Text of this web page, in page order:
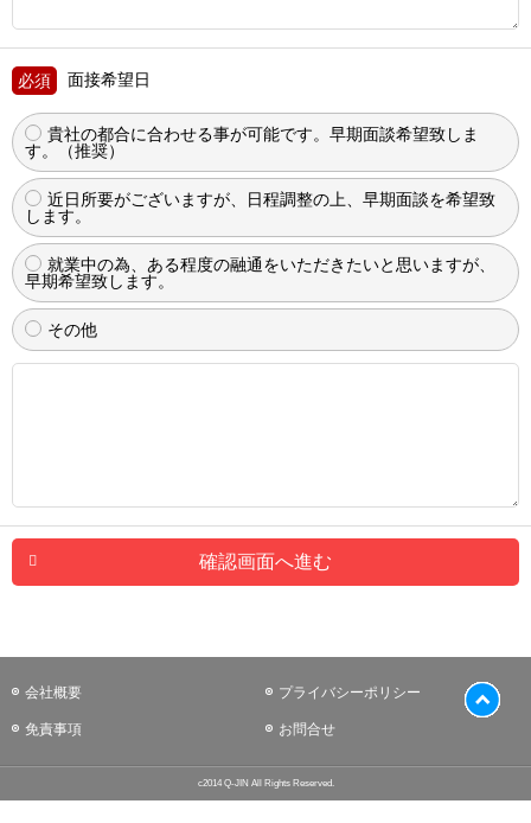
面接希望日
貴社の都合に合わせる事が可能です。早期面談希望致しま
す。（推奨）
近日所要がございますが、日程調整の上、早期面談を希望致
します。
就業中の為、ある程度の融通をいただきたいと思いますが、
早期希望致します。
その他
確認画面へ進む
会社概要 プライバシーポリシー
免責事項 お問合せ
c2014 Q-JIN All Rights Reserved.